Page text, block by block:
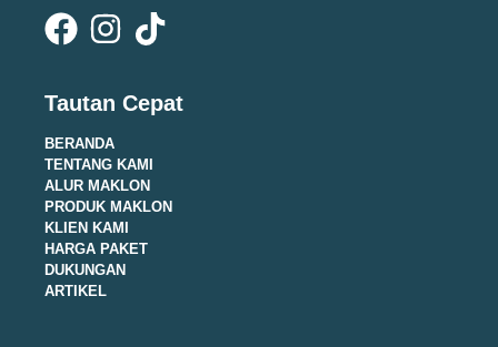
Tautan Cepat
BERANDA
TENTANG KAMI
ALUR MAKLON
PRODUK MAKLON
KLIEN KAMI
HARGA PAKET
DUKUNGAN
ARTIKEL